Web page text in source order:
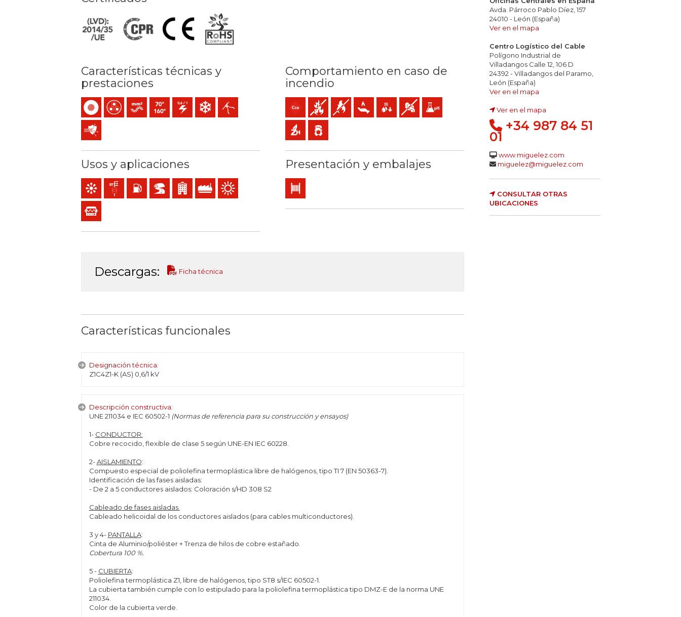
Características técnicas y
prestaciones
UnipolarMultipolarConductor flexible (clase 5) mm2
Temperatura máx. servicio: 70ºC / 160ºC
0,6/1 (1,2) kV C.AResistencia al frío
Fácil pelado
Protección frente a perturbaciones electromagnéticas
Comportamiento en caso de
incendio
Cca-s1a,d1,a1 (reacción al fuego)
No propagador de incendio
No propagador de la llama
Baja emisión de calor
Reducida caída de gotas inflamables
Baja emisión y opacidad de los humos
Baja acidez y conductividad gases: pH<4,3 2,5 µS/mm
Libre de halógenos
Baja emisión de gases tóxicos
Usos y aplicaciones
Mando y control
Líneas de distribución y acometidas
Locales con riesgo de incendio o explosión
BD2, BD3, BD4 (túneles, rascacielos…)
Locales de pública concurrencia
Uso industrialUso exterior
Instrumentación
Presentación y embalajes
Bobina
Descargas: Ficha técnica
Características funcionales
Designación técnica:
Z1C4Z1-K (AS) 0,6/1 kV
Descripción constructiva:
UNE 211034 e IEC 60502-1 (Normas de referencia para su construcción y ensayos)
1- CONDUCTOR:
Cobre recocido, flexible de clase 5 según UNE-EN IEC 60228.
2-AISLAMIENTO:
Compuesto especial de poliolefina termoplástica libre de halógenos, tipo TI 7 (EN 50363-7).
Identificación de las fases aisladas:
- De 2 a 5 conductores aislados: Coloración s/HD 308 S2
Cableado de fases aisladas.
Cableado helicoidal de los conductores aislados (para cables multiconductores).
3 y 4- PANTALLA:
Cinta de Aluminio/poliéster + Trenza de hilos de cobre estañado.
Cobertura 100 %.
5 - CUBIERTA:
Poliolefina termoplástica Z1, libre de halógenos, tipo ST8 s/IEC 60502-1.
La cubierta también cumple con lo estipulado para la poliolefina termoplástica tipo DMZ-E de la norma UNE
211034.
Color de la cubierta verde.
Avda. Párroco Pablo Díez, 157
24010 - León (España)
Ver en el mapa
Centro Logístico del Cable
Polígono Industrial de
Villadangos Calle 12, 106 D
24392 - Villadangos del Paramo,
León (España)
Ver en el mapa
Ver en el mapa
+34 987 84 51
01
www.miguelez.com
miguelez@miguelez.com
CONSULTAR OTRAS
UBICACIONES